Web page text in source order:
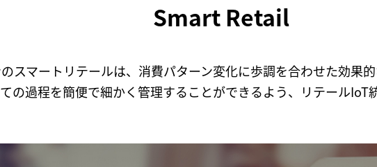
Smart Retail
スマートリテールは、消費パターン変化に歩調を合わせた効果
の過程を簡便で細かく管理することができるよう、リテールIoT